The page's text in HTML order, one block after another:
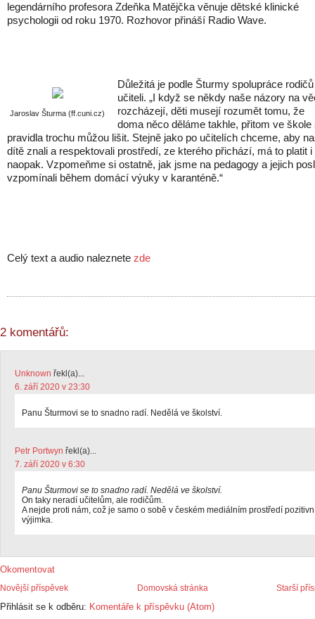
legendárního profesora Zdeňka Matějčka věnuje dětské klinické
psychologii od roku 1970. Rozhovor přináší Radio Wave.
Jaroslav Šturma (ff.cuni.cz)
Důležitá je podle Šturmy spolupráce
učiteli. „I když se někdy naše názory na
rozcházejí, děti musejí rozumět tomu, že
doma něco děláme takhle, přitom ve škole
pravidla trochu můžou lišit. Stejně jako po učitelích chceme, aby
dítě znali a respektovali prostředí, ze kterého přichází, má to platit i
naopak. Vzpomeňme si ostatně, jak jsme na pedagogy a jejich
vzpomínali během domácí výuky v karanténě.“
Celý text a audio naleznete zde
2 komentářů:
Unknown řekl(a)...
6. září 2020 v 23:30
Panu Šturmovi se to snadno radí. Nedělá ve školství.
Petr Portwyn řekl(a)...
7. září 2020 v 6:30
Panu Šturmovi se to snadno radí. Nedělá ve školství.
On taky neradí učitelům, ale rodičům.
A nejde proti nám, což je samo o sobě v českém mediálním prostředí
výjimka.
Okomentovat
Novější příspěvek Starší
Domovská stránka
Přihlásit se k odběru: Komentáře k příspěvku (Atom)